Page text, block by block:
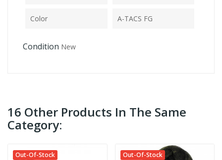
Color A-TACS FG
Condition New
16 Other Products In The Same
Category:
Out-Of-Stock Out-Of-Stock